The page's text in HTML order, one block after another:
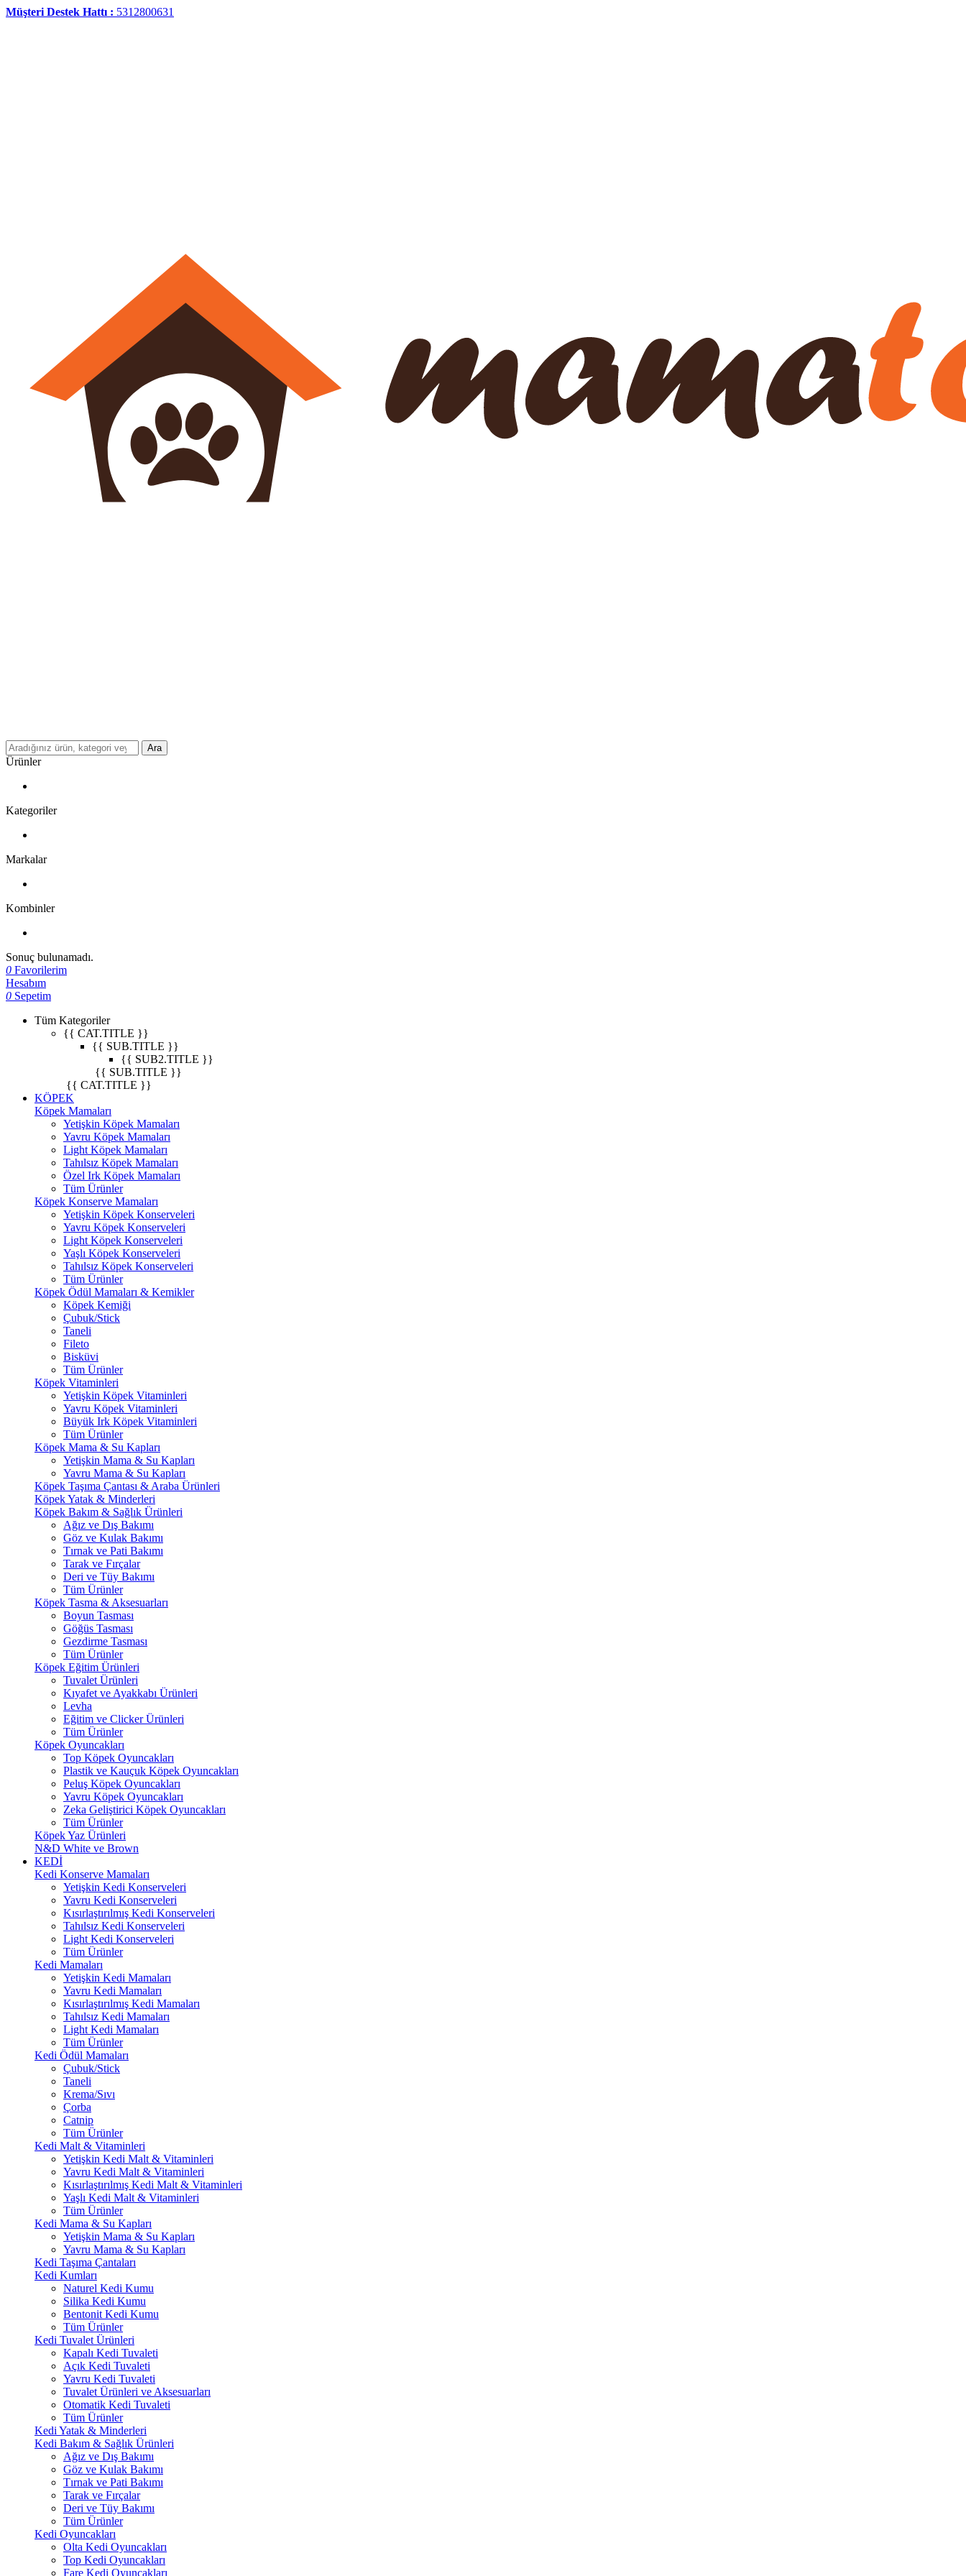
Müşteri Destek Hattı : 5312800631
Ara
Ürünler
Kategoriler
Markalar
Kombinler
Sonuç bulunamadı.
0 Favorilerim
Hesabım
0 Sepetim
Tüm Kategoriler
{{ CAT.TITLE }}
{{ SUB.TITLE }}
{{ SUB2.TITLE }}
{{ SUB.TITLE }}
{{ CAT.TITLE }}
KÖPEK
Köpek Mamaları
Yetişkin Köpek Mamaları
Yavru Köpek Mamaları
Light Köpek Mamaları
Tahılsız Köpek Mamaları
Özel Irk Köpek Mamaları
Tüm Ürünler
Köpek Konserve Mamaları
Yetişkin Köpek Konserveleri
Yavru Köpek Konserveleri
Light Köpek Konserveleri
Yaşlı Köpek Konserveleri
Tahılsız Köpek Konserveleri
Tüm Ürünler
Köpek Ödül Mamaları & Kemikler
Köpek Kemiği
Çubuk/Stick
Taneli
Fileto
Bisküvi
Tüm Ürünler
Köpek Vitaminleri
Yetişkin Köpek Vitaminleri
Yavru Köpek Vitaminleri
Büyük Irk Köpek Vitaminleri
Tüm Ürünler
Köpek Mama & Su Kapları
Yetişkin Mama & Su Kapları
Yavru Mama & Su Kapları
Köpek Taşıma Çantası & Araba Ürünleri
Köpek Yatak & Minderleri
Köpek Bakım & Sağlık Ürünleri
Ağız ve Dış Bakımı
Göz ve Kulak Bakımı
Tırnak ve Pati Bakımı
Tarak ve Fırçalar
Deri ve Tüy Bakımı
Tüm Ürünler
Köpek Tasma & Aksesuarları
Boyun Tasması
Göğüs Tasması
Gezdirme Tasması
Tüm Ürünler
Köpek Eğitim Ürünleri
Tuvalet Ürünleri
Kıyafet ve Ayakkabı Ürünleri
Levha
Eğitim ve Clicker Ürünleri
Tüm Ürünler
Köpek Oyuncakları
Top Köpek Oyuncakları
Plastik ve Kauçuk Köpek Oyuncakları
Peluş Köpek Oyuncakları
Yavru Köpek Oyuncakları
Zeka Geliştirici Köpek Oyuncakları
Tüm Ürünler
Köpek Yaz Ürünleri
N&D White ve Brown
KEDİ
Kedi Konserve Mamaları
Yetişkin Kedi Konserveleri
Yavru Kedi Konserveleri
Kısırlaştırılmış Kedi Konserveleri
Tahılsız Kedi Konserveleri
Light Kedi Konserveleri
Tüm Ürünler
Kedi Mamaları
Yetişkin Kedi Mamaları
Yavru Kedi Mamaları
Kısırlaştırılmış Kedi Mamaları
Tahılsız Kedi Mamaları
Light Kedi Mamaları
Tüm Ürünler
Kedi Ödül Mamaları
Çubuk/Stick
Taneli
Krema/Sıvı
Çorba
Catnip
Tüm Ürünler
Kedi Malt & Vitaminleri
Yetişkin Kedi Malt & Vitaminleri
Yavru Kedi Malt & Vitaminleri
Kısırlaştırılmış Kedi Malt & Vitaminleri
Yaşlı Kedi Malt & Vitaminleri
Tüm Ürünler
Kedi Mama & Su Kapları
Yetişkin Mama & Su Kapları
Yavru Mama & Su Kapları
Kedi Taşıma Çantaları
Kedi Kumları
Naturel Kedi Kumu
Silika Kedi Kumu
Bentonit Kedi Kumu
Tüm Ürünler
Kedi Tuvalet Ürünleri
Kapalı Kedi Tuvaleti
Açık Kedi Tuvaleti
Yavru Kedi Tuvaleti
Tuvalet Ürünleri ve Aksesuarları
Otomatik Kedi Tuvaleti
Tüm Ürünler
Kedi Yatak & Minderleri
Kedi Bakım & Sağlık Ürünleri
Ağız ve Dış Bakımı
Göz ve Kulak Bakımı
Tırnak ve Pati Bakımı
Tarak ve Fırçalar
Deri ve Tüy Bakımı
Tüm Ürünler
Kedi Oyuncakları
Olta Kedi Oyuncakları
Top Kedi Oyuncakları
Fare Kedi Oyuncakları